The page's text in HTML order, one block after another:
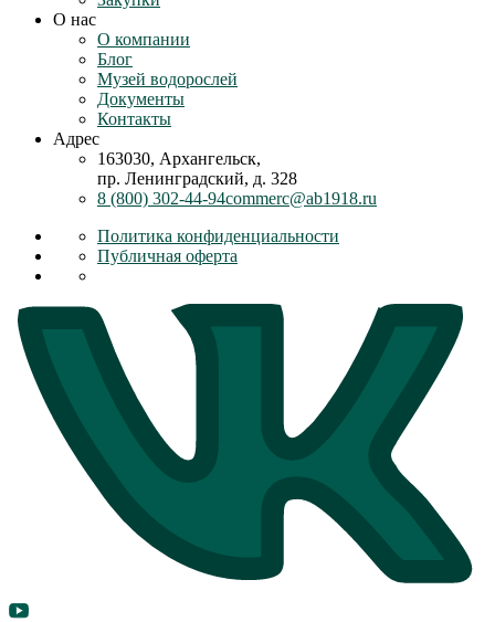
О нас
О компании
Блог
Музей водорослей
Документы
Контакты
Адрес
163030, Архангельск,
пр. Ленинградский, д. 328
8 (800) 302-44-94commerc@ab1918.ru
Политика конфиденциальности
Публичная оферта